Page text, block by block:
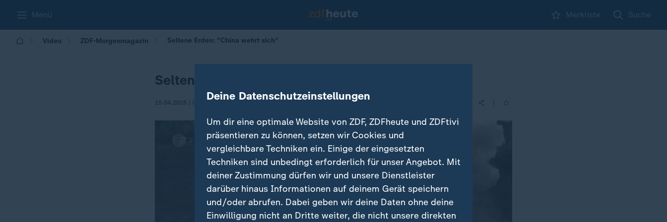
Menü Merkliste Suche
Video ZDF-Morgenmagazin Seltene Erden: "China wehrt sich"
Seltene Erden: "China wehrt sich"
15.04.2025 | 05:30 Deine Datenschutzeinstellungen
Um dir eine optimale Website von ZDF, ZDFheute und ZDFtivi
präsentieren zu können, setzen wir Cookies und
vergleichbare Techniken ein. Einige der eingesetzten
Techniken sind unbedingt erforderlich für unser Angebot. Mit
deiner Zustimmung dürfen wir und unsere Dienstleister
darüber hinaus Informationen auf deinem Gerät speichern
und/oder abrufen. Dabei geben wir deine Daten ohne deine
Einwilligung nicht an Dritte weiter, die nicht unsere direkten